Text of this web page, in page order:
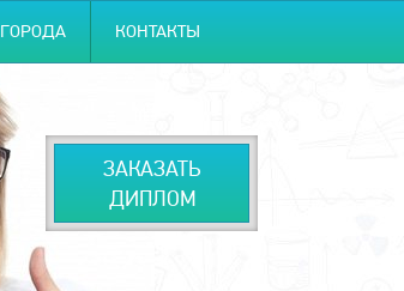
ГОРОДА КОНТАКТЫ
ЗАКАЗАТЬ
ДИПЛОМ